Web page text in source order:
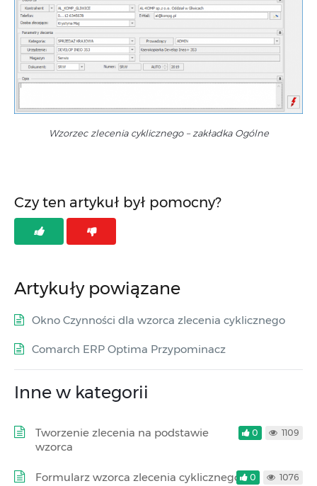
Wzorzec zlecenia cyklicznego – zakładka Ogólne
Czy ten artykuł był pomocny?
Artykuły powiązane
Okno Czynności dla wzorca zlecenia cyklicznego
Comarch ERP Optima Przypominacz
Inne w kategorii
Tworzenie zlecenia na podstawie
wzorca
0 1109
Formularz wzorca zlecenia cyklicznego 0 1076